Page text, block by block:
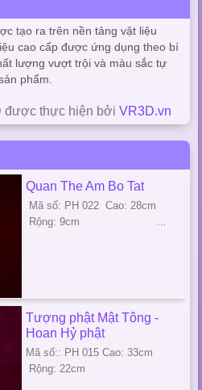
tạo ra trên nền tảng vật liệu
cao cấp được ứng dụng theo bí
lượng vượt trội và màu sắc tự
phẩm.
được thực hiện bởi VR3D.vn
Quan The Am Bo Tat
Mã số: PH 022 Cao: 28cm
Rộng: 9cm ...
Tượng phật Mật Tông -
Hoan Hỷ phật
Mã số:: PH 015 Cao: 33cm
Rộng: 22cm